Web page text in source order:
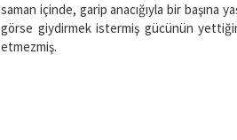
saman içinde, garip anacığıyla bir başına
görse giydirmek istermiş gücünün
etmezmiş.